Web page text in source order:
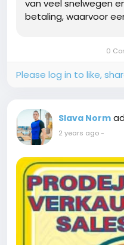
van veel snelwegen
betaling, waarvoor
0
Please log in to like,
Slava Norm
2 years ago-